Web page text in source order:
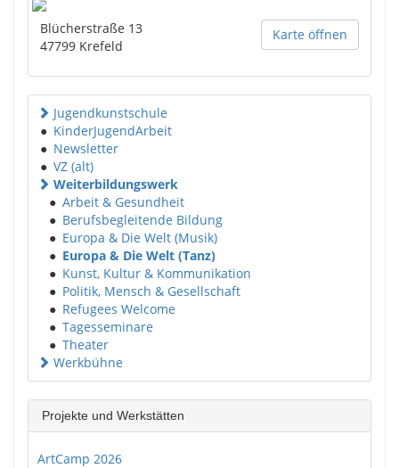
Karte öffnen
Blücherstraße 13
47799 Krefeld
Jugendkunstschule
● KinderJugendArbeit
● Newsletter
● VZ (alt)
Weiterbildungswerk
● Arbeit & Gesundheit
● Berufsbegleitende Bildung
● Europa & Die Welt (Musik)
● Europa & Die Welt (Tanz)
● Kunst, Kultur & Kommunikation
● Politik, Mensch & Gesellschaft
● Refugees Welcome
● Tagesseminare
● Theater
Werkbühne
Projekte und Werkstätten
ArtCamp 2026